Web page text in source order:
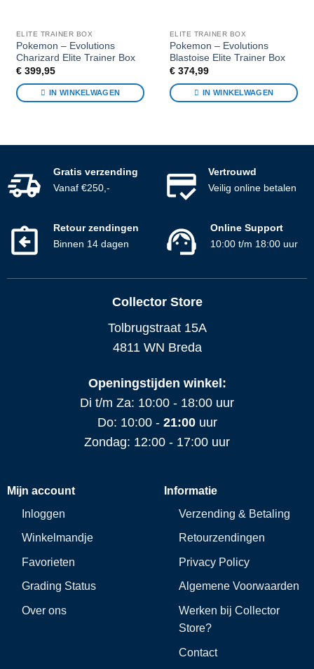
ELITE TRAINER BOX
Pokemon – Evolutions
Charizard Elite Trainer Box
€399,95
IN WINKELWAGEN
ELITE TRAINER BOX
Pokemon – Evolutions
Blastoise Elite Trainer Box
€374,99
IN WINKELWAGEN
Gratis verzending
Vanaf €250,-
Vertrouwd
Veilig online betalen
Retour zendingen
Binnen 14 dagen
Online Support
10:00 t/m 18:00 uur
Collector Store
Tolbrugstraat 15A
4811 WN Breda
Openingstijden winkel:
Di t/m Za: 10:00 - 18:00 uur
Do: 10:00 - 21:00uur
Zondag: 12:00 - 17:00 uur
Mijn account
Inloggen
Winkelmandje
Favorieten
Grading Status
Over ons
Informatie
Verzending & Betaling
Retourzendingen
Privacy Policy
Algemene Voorwaarden
Werken bij Collector
Store?
Contact